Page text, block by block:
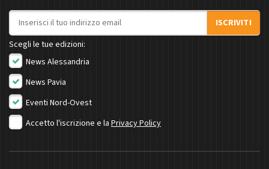
Indirizzo email
ISCRIVITI
Scegli le tue edizioni:
News Alessandria
News Pavia
Eventi Nord-Ovest
Accetto l'iscrizione e la Privacy Policy